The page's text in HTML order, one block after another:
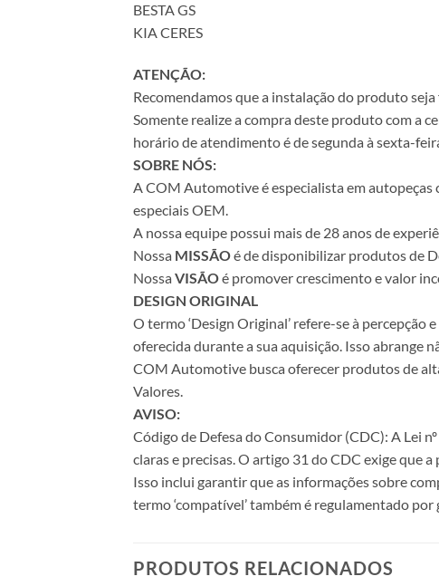
BESTA GS
KIA CERES
ATENÇÃO:
Recomendamos que a instalação do produto
Somente realize a compra deste produto com a
horário de atendimento é de segunda à sexta-
SOBRE NÓS:
A COM Automotive é especialista em
especiais OEM.
A nossa equipe possui mais de 28 anos de
Nossa MISSÃOé de disponibilizar produtos de
Nossa VISÃOé promover crescimento e valor
DESIGN ORIGINAL
O termo ‘Design Original’ refere-se à
oferecida durante a sua aquisição. Isso abrange
COM Automotive busca oferecer produtos de
Valores.
AVISO:
Código de Defesa do Consumidor (CDC): A Lei
claras e precisas. O artigo 31 do CDC exige que
Isso inclui garantir que as informações sobre
termo ‘compatível’ também é regulamentado
PRODUTOS RELACIONADOS